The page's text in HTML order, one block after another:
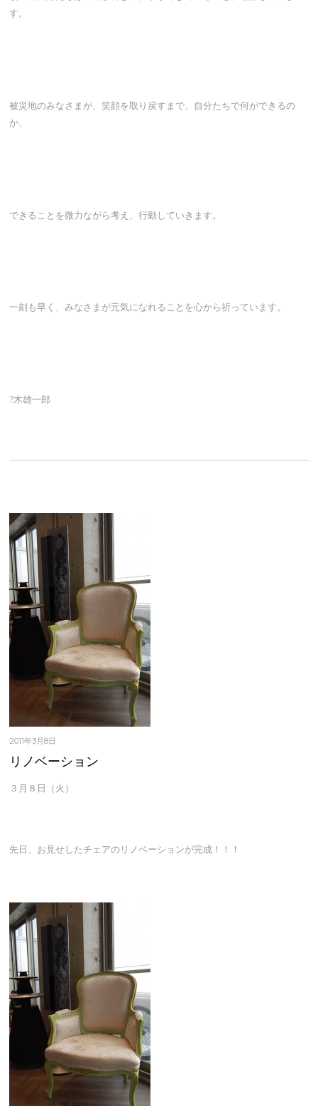
す。
被災地のみなさまが、笑顔を取り戻すまで、自分たちで何ができるの
か、
できることを微力ながら考え、行動していきます。
一刻も早く、みなさまが元気になれることを心から祈っています。
?木雄一郎
2011年3月8日
リノベーション
３月８日（火）
先日、お見せしたチェアのリノベーションが完成！！！